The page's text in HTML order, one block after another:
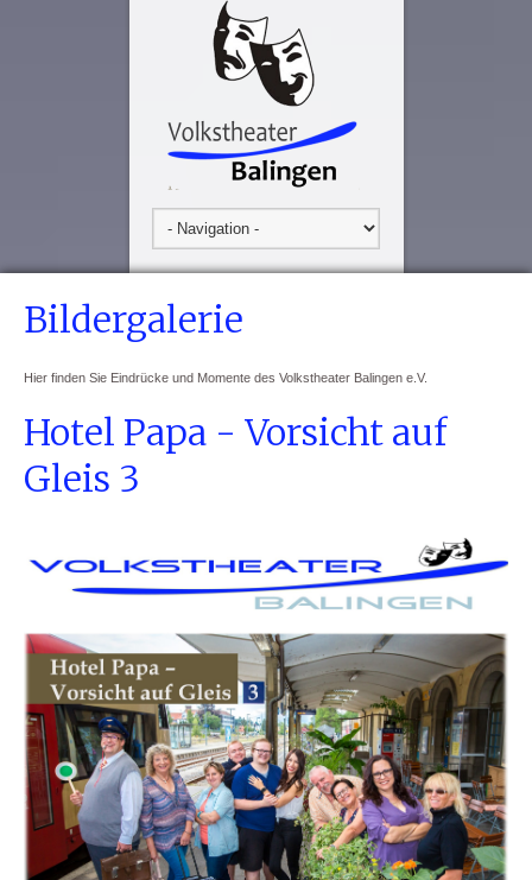
Bildergalerie
Hier finden Sie Eindrücke und Momente des Volkstheater Balingen e.V.
Hotel Papa - Vorsicht auf
Gleis 3